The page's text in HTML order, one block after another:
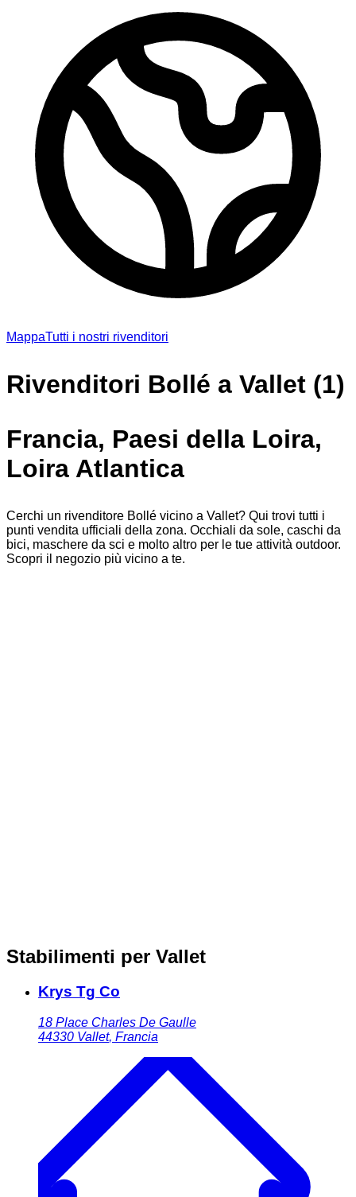
MappaTutti i nostri rivenditori
Rivenditori Bollé a Vallet (1)
Francia, Paesi della Loira,
Loira Atlantica
Cerchi un rivenditore Bollé vicino a Vallet? Qui trovi tutti i
punti vendita ufficiali della zona. Occhiali da sole, caschi da
bici, maschere da sci e molto altro per le tue attività outdoor.
Scopri il negozio più vicino a te.
Stabilimenti per Vallet
Krys Tg Co
18 Place Charles De Gaulle
44330 Vallet, Francia